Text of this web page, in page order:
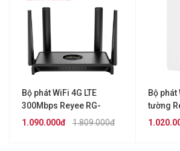
Bộ phát WiFi 4G LTE
300Mbps Reyee RG-
EW300T
1.809.000đ
1.090.000đ
Bộ phát
tường